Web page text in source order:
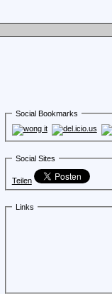
Social Bookmarks
Social Sites
Teilen
Links